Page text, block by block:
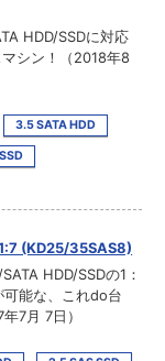
HDD/SSDに対応
シン！（2018年8
3.5 SATA HDD
(KD25/35SAS8)
HDD/SSDの1：
能な、これdo台
7月 7日）